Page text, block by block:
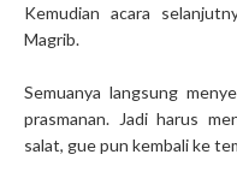
Kemudian acara
Magrib.
Semuanya langsung
prasmanan. Jadi harus
salat, gue pun kembali ke